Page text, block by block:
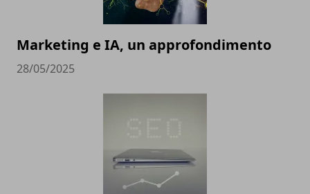
Marketing e IA, un approfondimento
28/05/2025